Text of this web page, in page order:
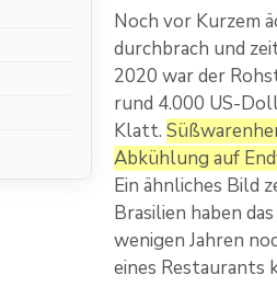
Noch vor Kurzem
durchbrach und
2020 war der
rund 4.000 US-
Klatt.
Abkühlung auf
Ein ähnliches Bild
Brasilien haben
wenigen Jahren
eines Restaurants